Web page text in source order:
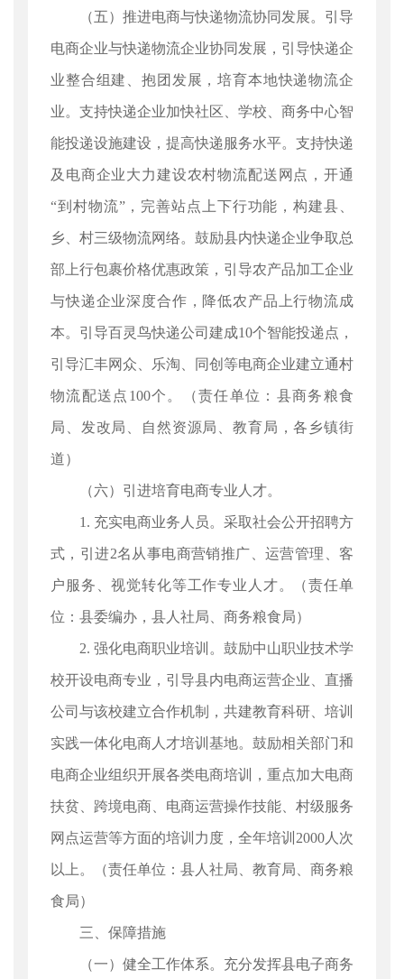
（五）推进电商与快递物流协同发展。引导
电商企业与快递物流企业协同发展，引导快递企
业整合组建、抱团发展，培育本地快递物流企
业。支持快递企业加快社区、学校、商务中心智
能投递设施建设，提高快递服务水平。支持快递
及电商企业大力建设农村物流配送网点，开通
“到村物流”，完善站点上下行功能，构建县、
乡、村三级物流网络。鼓励县内快递企业争取总
部上行包裹价格优惠政策，引导农产品加工企业
与快递企业深度合作，降低农产品上行物流成
本。引导百灵鸟快递公司建成10个智能投递点，
引导汇丰网众、乐淘、同创等电商企业建立通村
物流配送点100个。（责任单位：县商务粮食
局、发改局、自然资源局、教育局，各乡镇街
道）
（六）引进培育电商专业人才。
1. 充实电商业务人员。采取社会公开招聘方
式，引进2名从事电商营销推广、运营管理、客
户服务、视觉转化等工作专业人才。（责任单
位：县委编办，县人社局、商务粮食局）
2. 强化电商职业培训。鼓励中山职业技术学
校开设电商专业，引导县内电商运营企业、直播
公司与该校建立合作机制，共建教育科研、培训
实践一体化电商人才培训基地。鼓励相关部门和
电商企业组织开展各类电商培训，重点加大电商
扶贫、跨境电商、电商运营操作技能、村级服务
网点运营等方面的培训力度，全年培训2000人次
以上。（责任单位：县人社局、教育局、商务粮
食局）
三、保障措施
（一）健全工作体系。充分发挥县电子商务